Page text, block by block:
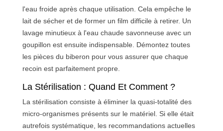
l'eau froide après chaque utilisation. Cela empêche le
lait de sécher et de former un film difficile à retirer. Un
lavage minutieux à l'eau chaude savonneuse avec un
goupillon est ensuite indispensable. Démontez toutes
les pièces du biberon pour vous assurer que chaque
recoin est parfaitement propre.
La Stérilisation : Quand Et Comment ?
La stérilisation consiste à éliminer la quasi-totalité des
micro-organismes présents sur le matériel. Si elle était
autrefois systématique, les recommandations actuelles